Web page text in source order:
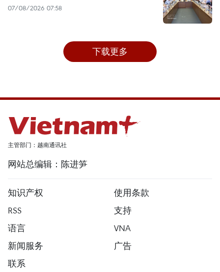
07/08/2026 07:58
下载更多
主管部门：越南通讯社
网站总编辑：陈进笋
知识产权
使用条款
RSS
支持
语言
VNA
新闻服务
广告
联系